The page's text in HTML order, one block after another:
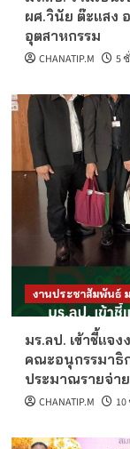
ผศ.วินัย ต๊ะแสง
อุตสาหกรรม
CHANATIP.M 5
งานประชาสัมพันธ์
มร.ลป. เข้าชี้แจ
คณะอนุกรรมาธิ
ประมาณรายจ่า
CHANATIP.M